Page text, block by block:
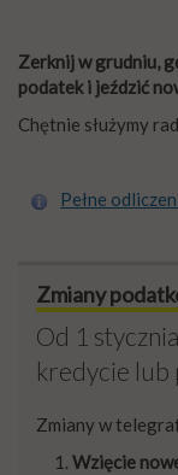
Zerknij w grudniu,
podatek i jeździć
Chętnie służymy
Pełne
Zmiany
Od 1
kredycie lub
Zmiany w
Wzięcie